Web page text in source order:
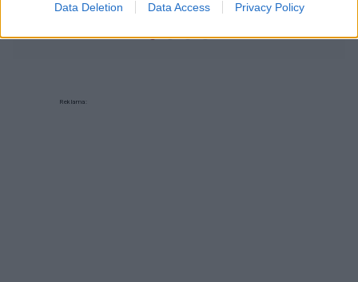
Data Deletion Data Access Privacy Policy
Reklama: